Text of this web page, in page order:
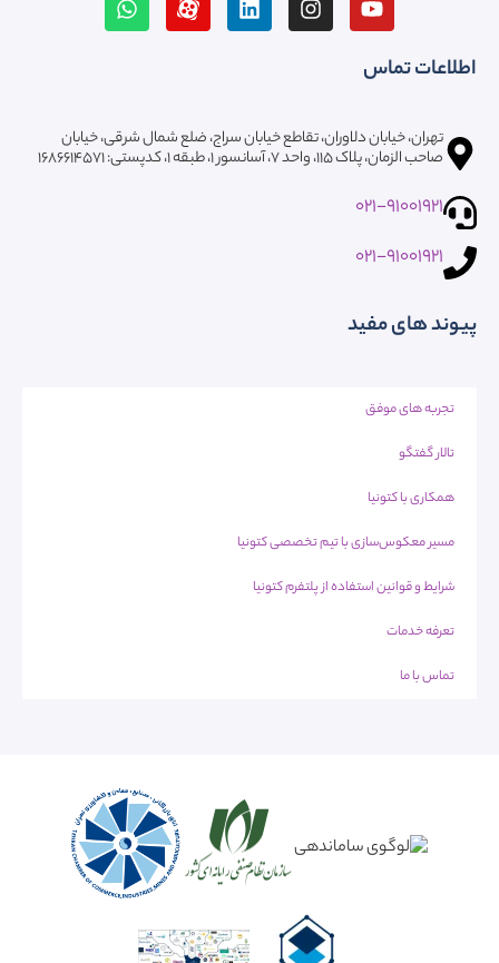
اطلاعات تماس
تهران، خیابان دلاوران، تقاطع خیابان سراج، ضلع شمال شرقی، خیابان
صاحب الزمان، پلاک ۱۱۵، واحد ۷، آسانسور ۱، طبقه 1، کدپستی: ۱۶۸۶۶۱۴۵۷۱
021-91001921
021-91001921
پیوند های مفید
تجربه های موفق
تالار گفتگو
همکاری با کتونیا
مسیر معکوس‌سازی با تیم تخصصی کتونیا
شرایط و قوانین استفاده از پلتفرم کتونیا
تعرفه خدمات
تماس با ما